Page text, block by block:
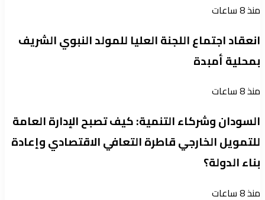
منذ 8 ساعات
انعقاد اجتماع اللجنة العليا للمولد النبوي الشريف
بمحلية أمبدة
منذ 8 ساعات
السودان وشركاء التنمية: كيف تصبح الإدارة العامة
للتمويل الخارجي قاطرة التعافي الاقتصادي وإعادة
بناء الدولة؟
منذ 8 ساعات